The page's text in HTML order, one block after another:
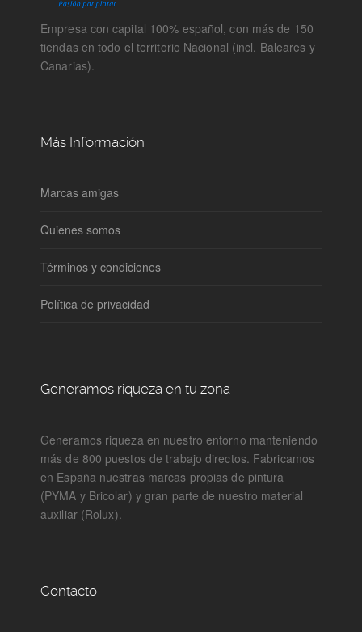
Empresa con capital 100% español, con más de 150
tiendas en todo el territorio Nacional (incl. Baleares y
Canarias).
Más Información
Marcas amigas
Quienes somos
Términos y condiciones
Política de privacidad
Generamos riqueza en tu zona
Generamos riqueza en nuestro entorno manteniendo
más de 800 puestos de trabajo directos. Fabricamos
en España nuestras marcas propias de pintura
(PYMA y Bricolar) y gran parte de nuestro material
auxiliar (Rolux).
Contacto